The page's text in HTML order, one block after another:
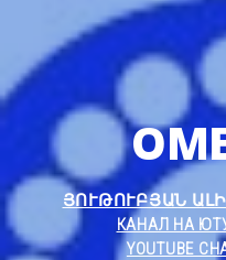
ՅՈՒԹՈՒԲՅԱՆ
КАНАЛ НА
YOUTUBE